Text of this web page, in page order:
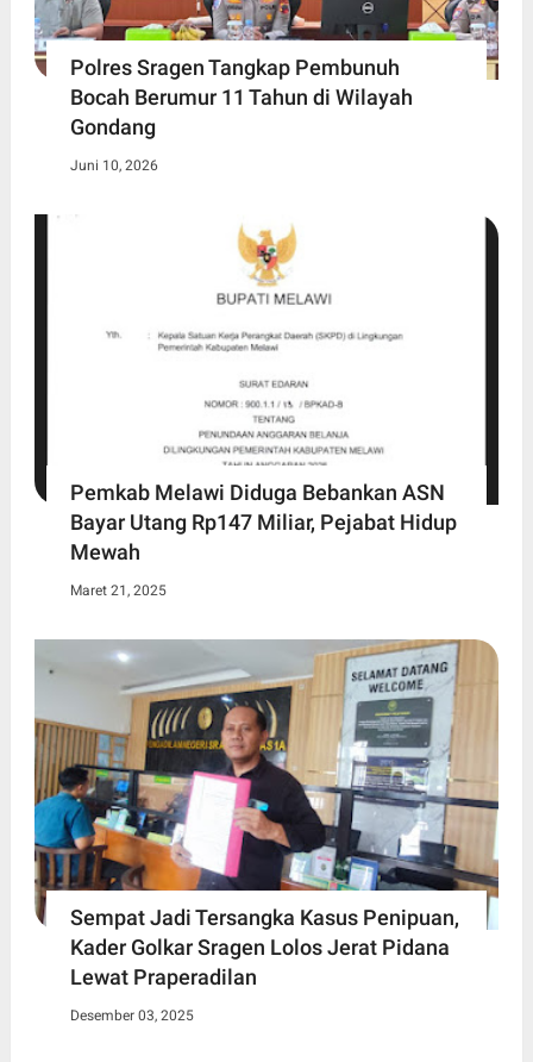
Polres Sragen Tangkap Pembunuh
Bocah Berumur 11 Tahun di Wilayah
Gondang
Juni 10, 2026
Pemkab Melawi Diduga Bebankan ASN
Bayar Utang Rp147 Miliar, Pejabat Hidup
Mewah
Maret 21, 2025
Sempat Jadi Tersangka Kasus Penipuan,
Kader Golkar Sragen Lolos Jerat Pidana
Lewat Praperadilan
Desember 03, 2025